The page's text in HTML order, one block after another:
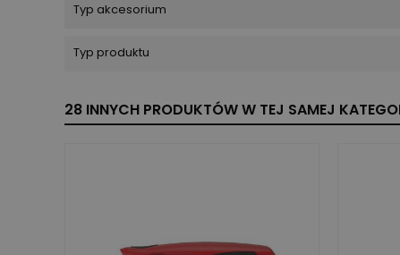
Typ akcesorium
Typ produktu
28 INNYCH PRODUKTÓW W TEJ SAMEJ